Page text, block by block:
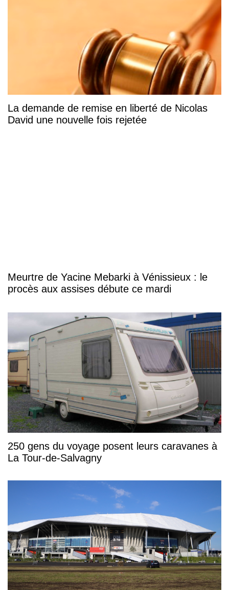
La demande de remise en liberté de Nicolas
David une nouvelle fois rejetée
Meurtre de Yacine Mebarki à Vénissieux : le
procès aux assises débute ce mardi
250 gens du voyage posent leurs caravanes à
La Tour-de-Salvagny